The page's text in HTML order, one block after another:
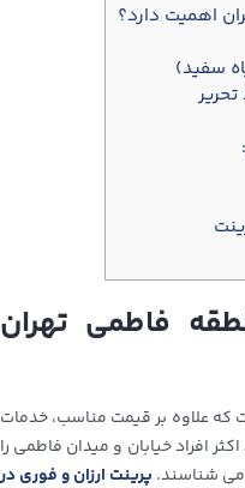
اهمیت دارد؟
سفید)
فاطمی تهران
که علاوه بر قیمت مناسب، خدمات
افراد خیابان و میدان فاطمی را
می شناسند. پرینت ارزان و فوری در